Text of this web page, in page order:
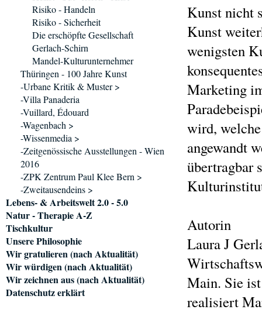
Kunst nicht
Kunst
wenigsten
Marketing
wird,
angewandt
übertragbar
Autorin
Laura J
Main. Sie
realisiert
Risiko - Handeln
Risiko - Sicherheit
Die erschöpfte Gesellschaft
Gerlach-Schirn
Mandel-Kulturunternehmer
Thüringen - 100 Jahre Kunst
-Urbane Kritik & Muster >
-Villa Panaderia
-Vuillard, Édouard
-Wagenbach >
-Wissenmedia >
-Zeitgenössische Ausstellungen - Wien
2016
-ZPK Zentrum Paul Klee Bern >
-Zweitausendeins >
Lebens- & Arbeitswelt 2.0 - 5.0
Natur - Therapie A-Z
Tischkultur
Unsere Philosophie
Wir gratulieren (nach Aktualität)
Wir würdigen (nach Aktualität)
Wir zeichnen aus (nach Aktualität)
Datenschutz erklärt